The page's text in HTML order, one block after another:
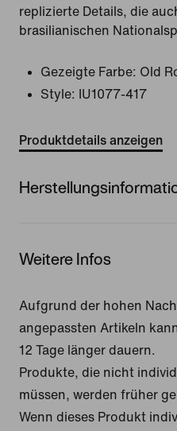
replizierte Details, die
brasilianischen
Gezeigte Farbe: Old
Style:
IU1077-417
Produktdetails anzeigen
Weitere Infos
Aufgrund der hohen
angepassten Artikeln
12 Tage länger dauern.
Produkte, die nicht
müssen, werden früher
Wenn dieses Produkt